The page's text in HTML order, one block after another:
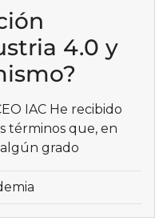
4.0 y
IAC He recibido
términos que, en
grado